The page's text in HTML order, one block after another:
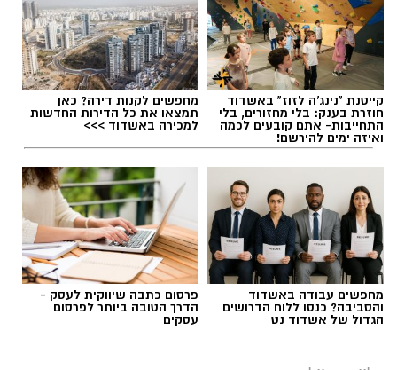
תגים:טיול
קייטנת "נינג'ה לזוז" באשדוד
חוזרת בענק: בלי מחזורים, בלי
התחייבות- אתם קובעים לכמה
ואיזה ימים להירשם!
מחפשים לקנות דירה? כאן
תמצאו את כל הדירות החדשות
למכירה באשדוד >>>
מחפשים עבודה באשדוד
והסביבה? כנסו ללוח הדרושים
הגדול של אשדוד נט
פרסום כתבה שיווקית לעסק -
הדרך הטובה ביותר לפרסום
עסקים